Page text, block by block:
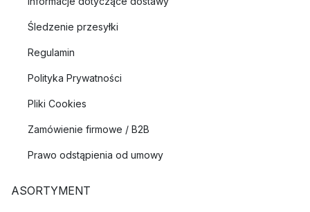
Śledzenie przesyłki
Regulamin
Polityka Prywatności
Pliki Cookies
Zamówienie firmowe / B2B
Prawo odstąpienia od umowy
ASORTYMENT